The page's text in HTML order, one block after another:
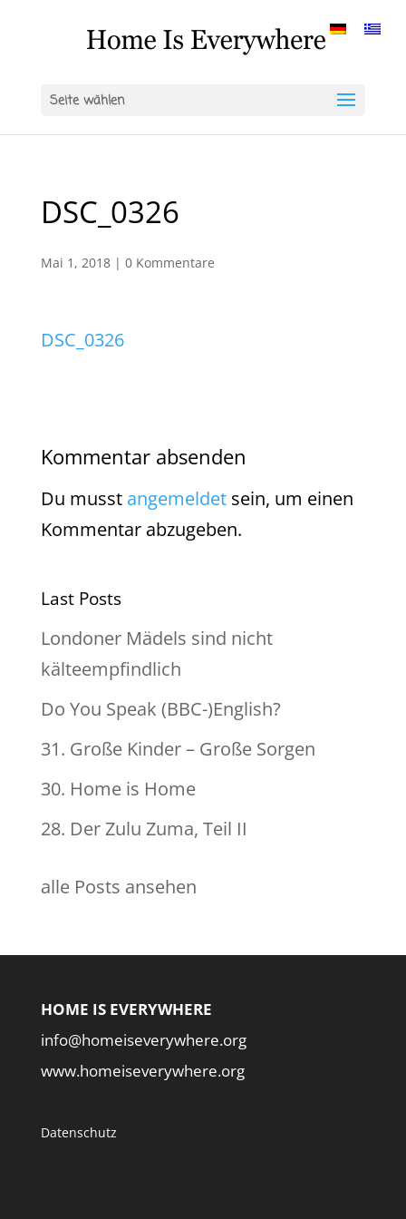
Seite wählen
DSC_0326
Mai 1, 2018| 0 Kommentare
DSC_0326
Kommentar absenden
Du musst angemeldetsein, um einen
Kommentar abzugeben.
Last Posts
Londoner Mädels sind nicht
kälteempfindlich
Do You Speak (BBC-)English?
31. Große Kinder – Große Sorgen
30. Home is Home
28. Der Zulu Zuma, Teil II
alle Posts ansehen
HOME IS EVERYWHERE
info@homeiseverywhere.org
www.homeiseverywhere.org
Datenschutz